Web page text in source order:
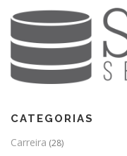
CATEGORIAS
Carreira (28)